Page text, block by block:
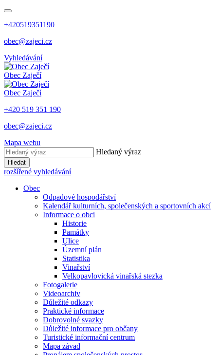
+420519351190
obec@zajeci.cz
Vyhledávání
Obec Zaječí
Obec Zaječí
+420 519 351 190
obec@zajeci.cz
Mapa webu
Hledaný výraz
Hledat
rozšířené vyhledávání
Obec
Odpadové hospodářství
Kalendář kulturních, společenských a sportovních akcí
Informace o obci
Historie
Památky
Ulice
Územní plán
Statistika
Vinařství
Velkopavlovická vinařská stezka
Fotogalerie
Videoarchiv
Důležité odkazy
Praktické informace
Dobrovolné svazky
Důležité informace pro občany
Turistické informační centrum
Mapa závad